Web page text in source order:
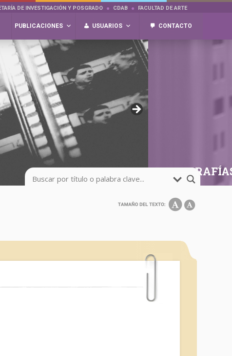
DE INVESTIGACIÓN Y POSGRADO CDAB FACULTAD DE ARTE
PUBLICACIONES USUARIOS CONTACTO